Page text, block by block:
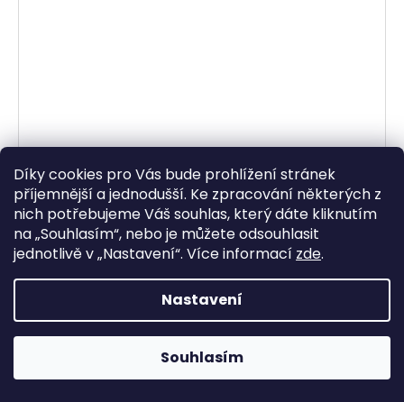
Díky cookies pro Vás bude prohlížení stránek
příjemnější a jednodušší. Ke zpracování některých z
nich potřebujeme Váš souhlas, který dáte kliknutím
na „Souhlasím“, nebo je můžete odsouhlasit
jednotlivě v „Nastavení“. Více informací zde.
Nastavení
Souhlasím
vzduchový filtr (Zontes), SPRINT FILTER
1 800 Kč bez DPH
2 178 Kč
DO KOŠÍKU